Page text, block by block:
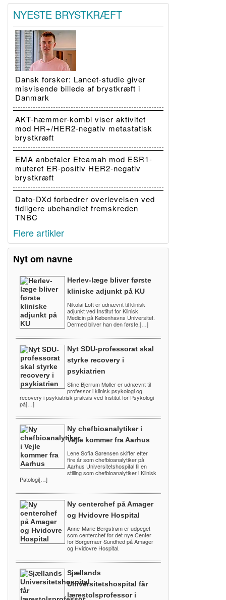
NYESTE BRYSTKRÆFT
Dansk forsker: Lancet-studie giver
misvisende billede af brystkræft i
Danmark
AKT-hæmmer-kombi viser aktivitet
mod HR+/HER2-negativ metastatisk
brystkræft
EMA anbefaler Etcamah mod ESR1-
muteret ER-positiv HER2-negativ
brystkræft
Dato-DXd forbedrer overlevelsen ved
tidligere ubehandlet fremskreden
TNBC
Flere artikler
Nyt om navne
Herlev-læge bliver første
kliniske adjunkt på KU
Nikolai Loft er udnævnt til klinisk
adjunkt ved Institut for Klinisk
Medicin på Københavns Universitet.
Dermed bliver han den første,[…]
Nyt SDU-professorat skal
styrke recovery i
psykiatrien
Stine Bjerrum Møller er udnævnt til
professor i klinisk psykologi og
recovery i psykiatrisk praksis ved Institut for Psykologi
på[…]
Ny chefbioanalytiker i
Vejle kommer fra Aarhus
Lene Sofia Sørensen skifter efter
fire år som chefbioanalytiker på
Aarhus Universitetshospital til en
stilling som chefbioanalytiker i Klinisk
Patologi[…]
Ny centerchef på Amager
og Hvidovre Hospital
Anne-Marie Bergstrøm er udpeget
som centerchef for det nye Center
for Borgernær Sundhed på Amager
og Hvidovre Hospital.
Sjællands
Universitetshospital får
lærestolsprofessor i